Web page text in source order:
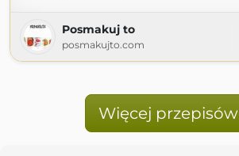
Posmakuj to
posmakujto.com
Więcej przepisów